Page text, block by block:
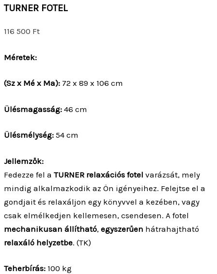
TURNER FOTEL
116 500 Ft
Méretek:
(Sz x Mé x Ma): 72 x 89 x 106 cm
Ülésmagasság: 46 cm
Ülésmélység: 54 cm
Jellemzők:
Fedezze fel a TURNER relaxációs fotel varázsát, mely
mindig alkalmazkodik az Ön igényeihez. Felejtse el a
gondjait és relaxáljon egy könyvvel a kezében, vagy
csak elmélkedjen kellemesen, csendesen. A fotel
mechanikusan állítható, egyszerűen hátrahajtható
relaxáló helyzetbe. (TK)
Teherbírás: 100 kg